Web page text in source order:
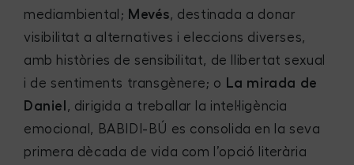
mediambiental; Mevés, destinada a donar
visibilitat a alternatives i eleccions diverses,
amb històries de sensibilitat, de llibertat sexual
i de sentiments transgènere; o La mirada de
Daniel , dirigida a treballar la intel·ligència
emocional, BABIDI-BÚ es consolida en la seva
primera dècada de vida com l’opció literària